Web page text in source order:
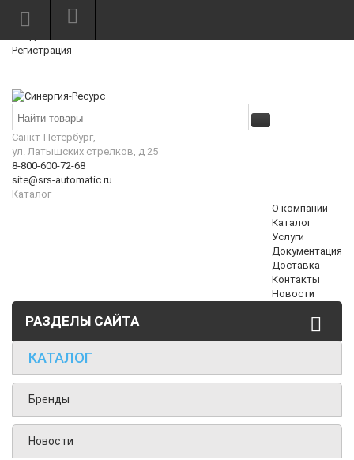
Режим работы: Пн—Пт: 10:00—18:00
Регистрация
Санкт-Петербург,
ул. Латышских стрелков, д 25
8-800-600-72-68
site@srs-automatic.ru
Каталог
О компании
Каталог
Услуги
Документация
Доставка
Контакты
Новости
РАЗДЕЛЫ САЙТА
КАТАЛОГ
Бренды
Новости